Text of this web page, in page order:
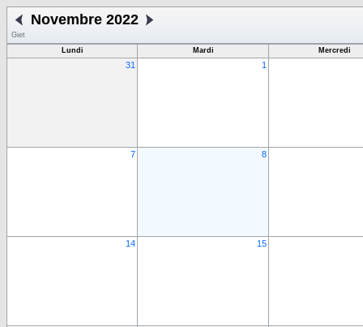
Novembre 2022
Giet
Lundi
Mardi Mercredi
31 1
7 8
14 15